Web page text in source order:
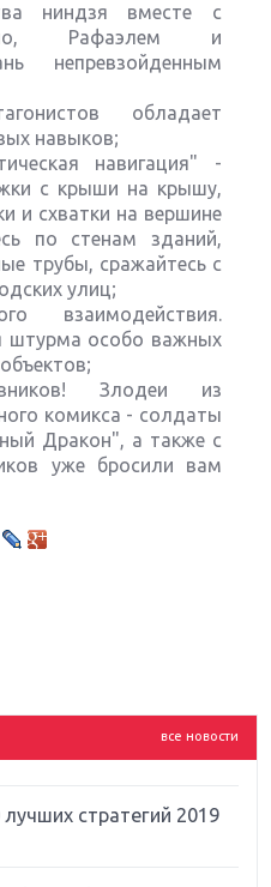
ниндзя вместе с
Рафаэлем и
непревзойденным
обладает
навыков;
навигация" -
с крыши на крышу,
и схватки на вершине
по стенам зданий,
трубы, сражайтесь с
улиц;
взаимодействия.
штурма особо важных
Злодеи из
комикса - солдаты
Дракон", а также с
уже бросили вам
все новости
Microsoft и
стратегий 2019